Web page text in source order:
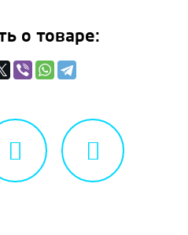
о товаре: